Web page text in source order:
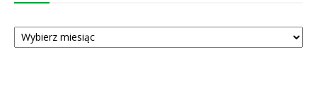
ARCHIWUM
NUMERÓW